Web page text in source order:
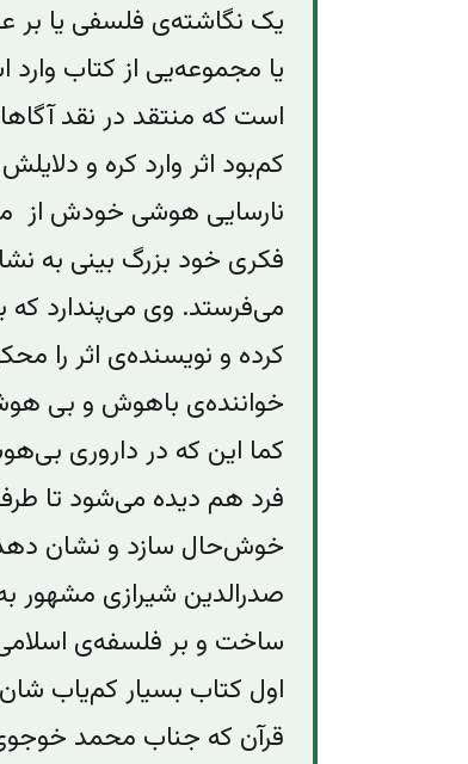
یک نگاشته‌ی فلسفی یا
یا مجموعه‌یی از کتاب
است که منتقد در نقد
کم‌بود اثر وارد کره و
نارسایی هوشی خودش از
فکری خود بزرگ‌ بینی به
می‌فرستد. وی می‌پندارد که
کرده و نویسنده‌ی اثر را
خواننده‌ی باهوش و بی
کما این که در داروری
فرد هم دیده می‌شود تا
خوش‌حال سازد ‌و نشان
صدرالدین شیرازی مشهور
ساخت و بر فلسفه‌ی
اول کتاب بسیار کم‌یاب شان
قرآن که جناب محمد خوجوی